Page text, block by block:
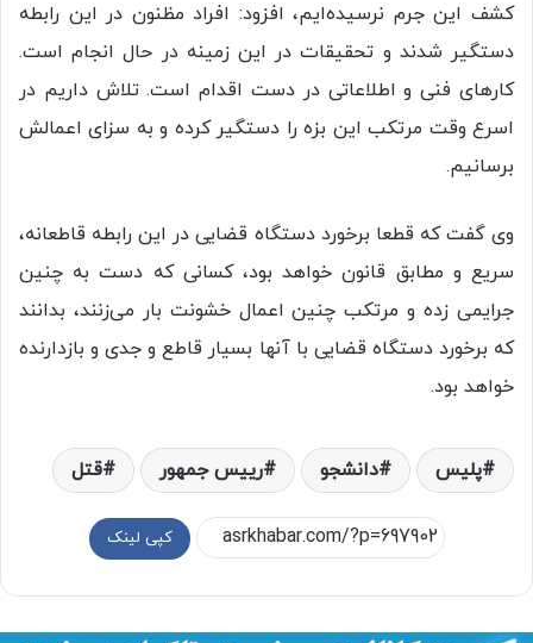
کشف این جرم نرسیده‌ایم، افزود: افراد مظنون در این رابطه
دستگیر شدند و تحقیقات در این زمینه در حال انجام است.
کار‌های فنی و اطلاعاتی در دست اقدام است. تلاش داریم در
اسرع وقت مرتکب این بزه را دستگیر کرده و به سزای اعمالش
برسانیم.
وی گفت که قطعا برخورد دستگاه قضایی در این رابطه قاطعانه،
سریع و مطابق قانون خواهد بود، کسانی که دست به چنین
جرایمی زده و مرتکب چنین اعمال خشونت بار می‌زنند، بدانند
که برخورد دستگاه قضایی با آنها بسیار قاطع و جدی و بازدارنده
خواهد بود.
پلیس دانشجو رییس جمهور قتل
کپی لینک